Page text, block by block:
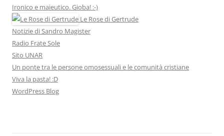
Ironico e maieutico. Gioba! :-)
Le Rose di Gertrude
Notizie di Sandro Magister
Radio Frate Sole
Sito UNAR
Un ponte tra le persone omosessuali e le comunità cristiane
Viva la pasta! :D
WordPress Blog